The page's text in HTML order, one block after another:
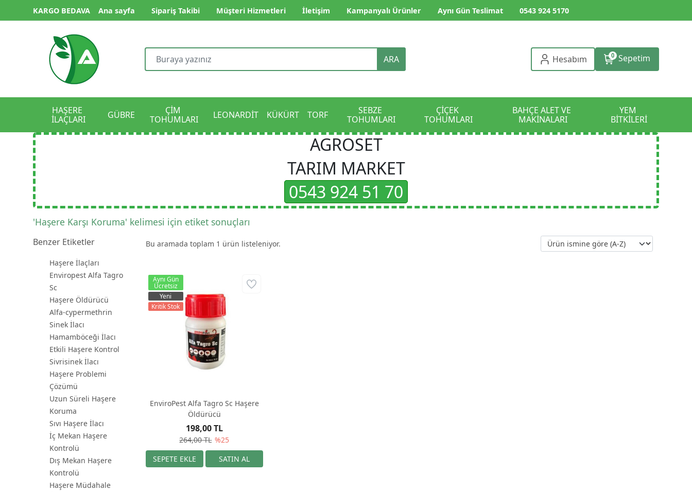
KARGO BEDAVA Ana sayfa Sipariş Takibi Müşteri Hizmetleri İletişim Kampanyalı Ürünler Aynı Gün Teslimat 0543 924 5170
ARA Hesabım 0 Sepetim
HAŞERE
İLAÇLARI
GÜBRE
ÇİM
TOHUMLARI
LEONARDİT KÜKÜRT TORF
SEBZE
TOHUMLARI
ÇİÇEK
TOHUMLARI
BAHÇE ALET VE
MAKİNALARI
YEM
BİTKİLERİ
AGROSET
TARIM MARKET
0543 924 51 70
'Haşere Karşı Koruma' kelimesi için etiket sonuçları
Benzer Etiketler
Haşere İlaçları
Enviropest Alfa Tagro
Sc
Haşere Öldürücü
Alfa-cypermethrin
Sinek İlacı
Hamamböceği İlacı
Etkili Haşere Kontrol
Sivrisinek İlacı
Haşere Problemi
Çözümü
Uzun Süreli Haşere
Koruma
Sıvı Haşere İlacı
İç Mekan Haşere
Kontrolü
Dış Mekan Haşere
Kontrolü
Haşere Müdahale
Bu aramada toplam 1 ürün listeleniyor.
EnviroPest Alfa Tagro Sc Haşere
Öldürücü
264,00 TL %25
198,00 TL
Aynı Gün
Ücretsiz
Yeni
Kritik Stok